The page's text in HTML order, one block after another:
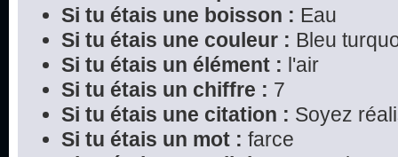
Si tu étais une boisson : Eau
Si tu étais une couleur : Bleu
Si tu étais un élément : l'air
Si tu étais un chiffre : 7
Si tu étais une citation : Soyez
Si tu étais un mot : farce